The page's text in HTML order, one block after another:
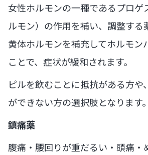
女性ホルモンの一種であるプロゲ
ルモン）の作用を補い、調整する
黄体ホルモンを補充してホルモン
ことで、症状が緩和されます。
ピルを飲むことに抵抗がある方や
ができない方の選択肢となります。
鎮痛薬
腹痛・腰回りが重だるい・頭痛・